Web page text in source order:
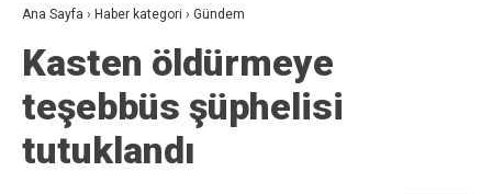
Ana Sayfa › Haber kategori › Gündem
Kasten öldürmeye
teşebbüs şüphelisi
tutuklandı